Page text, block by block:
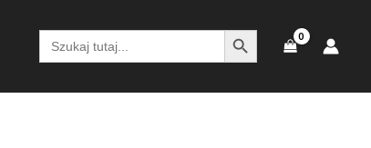
Search
for:
SEARCH BUTTON